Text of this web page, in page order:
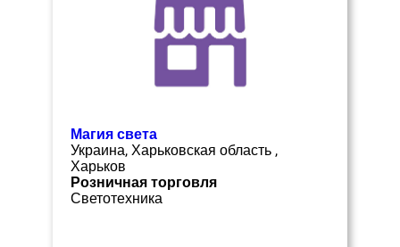
Магия света
Украина, Харьковская область ,
Харьков
Розничная торговля
Светотехника